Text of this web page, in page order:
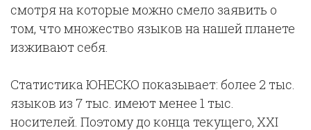
смотря на которые можно смело заявить о
том, что множество языков на нашей планете
изживают себя.
Статистика ЮНЕСКО показывает: более 2 тыс.
языков из 7 тыс. имеют менее 1 тыс.
носителей. Поэтому до конца текущего, XXI